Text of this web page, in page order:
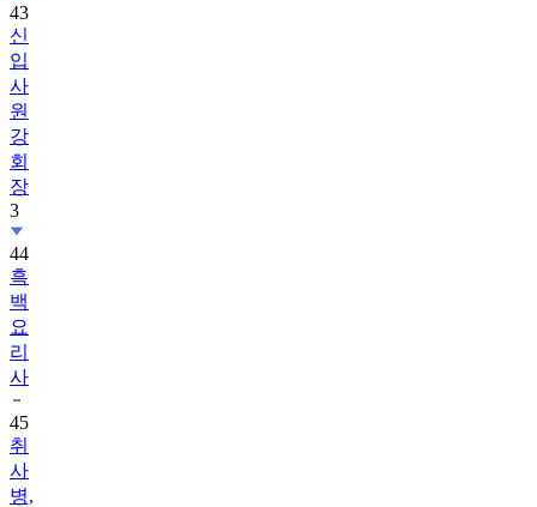
43
신
입
사
원
강
회
장
3
44
흑
백
요
리
사
45
취
사
병,